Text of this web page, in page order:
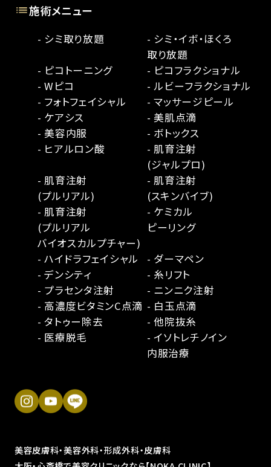
施術メニュー
- シミ取り放題
- シミ・イボ・ほくろ
取り放題
- ピコトーニング
- ピコフラクショナル
- Wピコ
- ルビーフラクショナル
- フォトフェイシャル
- マッサージピール
- ケアシス
- 美肌点滴
- 美容内服
- ボトックス
- ヒアルロン酸
- 肌育注射
(ジャルプロ)
- 肌育注射
(プルリアル)
- 肌育注射
(スキンバイブ)
- 肌育注射
(プルリアル
バイオスカルプチャー)
- ケミカル
ピーリング
- ハイドラフェイシャル
- ダーマペン
- デンシティ
- 糸リフト
- プラセンタ注射
- ニンニク注射
- 高濃度ビタミンC点滴 - 白玉点滴
- タトゥー除去
- 他院抜糸
- 医療脱毛
- イソトレチノイン
内服治療
美容皮膚科・美容外科・形成外科・皮膚科